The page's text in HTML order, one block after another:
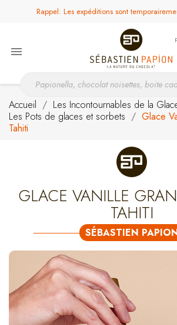
Rappel: Les expéditions sont

Accueil
Les Incontournables de la
Les Pots de glaces et sorbets
Glace
Tahiti
GLACE VANILLE
TAHITI
SÉBASTIEN